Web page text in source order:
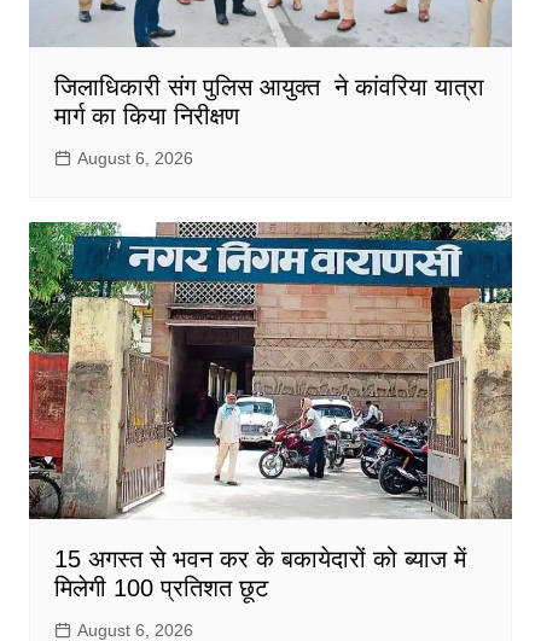
जिलाधिकारी संग पुलिस आयुक्त ने कांवरिया यात्रा
मार्ग का किया निरीक्षण
August 6, 2026
15 अगस्त से भवन कर के बकायेदारों को ब्याज में
मिलेगी 100 प्रतिशत छूट
August 6, 2026